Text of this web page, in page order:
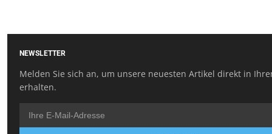
NEWSLETTER
Melden Sie sich an, um unsere neuesten Artikel direkt in
erhalten.